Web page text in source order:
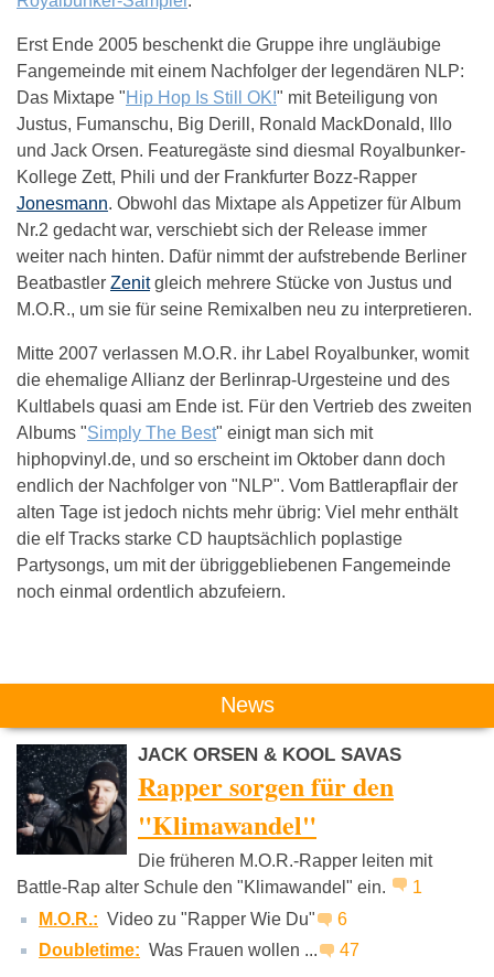
Erst Ende 2005 beschenkt die Gruppe ihre ungläubige
Fangemeinde mit einem Nachfolger der legendären NLP:
Das Mixtape "Hip Hop Is Still OK!" mit Beteiligung von
Justus, Fumanschu, Big Derill, Ronald MackDonald, Illo
und Jack Orsen. Featuregäste sind diesmal Royalbunker-
Kollege Zett, Phili und der Frankfurter Bozz-Rapper
Jonesmann. Obwohl das Mixtape als Appetizer für Album
Nr.2 gedacht war, verschiebt sich der Release immer
weiter nach hinten. Dafür nimmt der aufstrebende Berliner
Beatbastler Zenitgleich mehrere Stücke von Justus und
M.O.R., um sie für seine Remixalben neu zu interpretieren.
Mitte 2007 verlassen M.O.R. ihr Label Royalbunker, womit
die ehemalige Allianz der Berlinrap-Urgesteine und des
Kultlabels quasi am Ende ist. Für den Vertrieb des zweiten
Albums "Simply The Best" einigt man sich mit
hiphopvinyl.de, und so erscheint im Oktober dann doch
endlich der Nachfolger von "NLP". Vom Battlerapflair der
alten Tage ist jedoch nichts mehr übrig: Viel mehr enthält
die elf Tracks starke CD hauptsächlich poplastige
Partysongs, um mit der übriggebliebenen Fangemeinde
noch einmal ordentlich abzufeiern.
Das könnte Dich auch interessieren:
Kool Savas K.I.Z. Prinz
News
JACK ORSEN & KOOL SAVAS
Rapper sorgen für den
"Klimawandel"
Die früheren M.O.R.-Rapper leiten mit
Battle-Rap alter Schule den "Klimawandel" ein.
1
M.O.R.: Video zu "Rapper Wie Du"
6
Doubletime: Was Frauen wollen ... 47